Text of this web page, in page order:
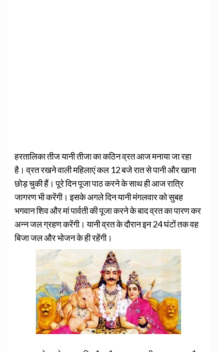
हरतालिका तीज यानी तीजा का कठिन व्रत आज मनाया जा रहा
है। व्रत रखने वाली महिलाएं कल 12 बजे रात से पानी और खाना
छोड़ चुकी हैं। पूरे दिन पूजा पाठ करने के साथ ही आज रात्रि
जागरण भी करेंगी। इसके अगले दिन यानी मंगलवार को सुबह
भगवान शिव और मां पार्वती की पूजा करने के बाद व्रत का पारण कर
अन्न जल ग्रहण करेंगी। यानी व्रत के दौरान इन 24 घंटों तक वह
बिजा जल और भोजन के ही रहेंगी।